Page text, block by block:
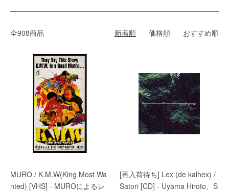
全908商品 新着順 価格順 おすすめ順
MURO / K.M.W(King Most Wa
nted) [VHS] - MUROによるレ
[再入荷待ち] Lex (de kalhex) /
Satori [CD] - Uyama Hiroto、S